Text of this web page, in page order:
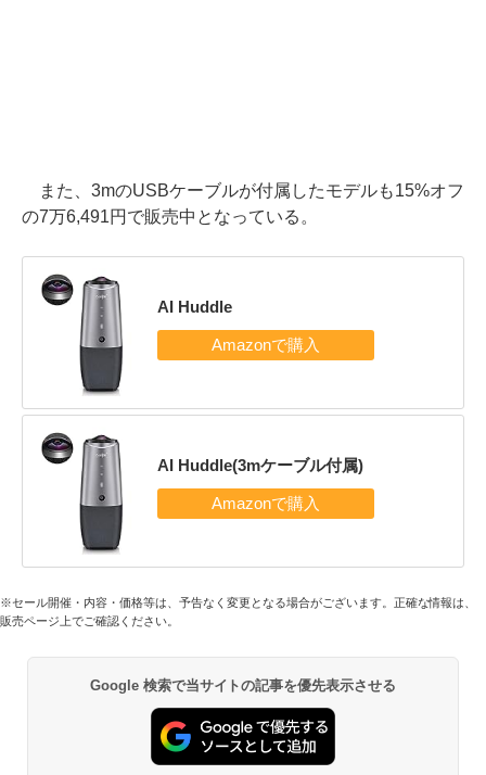
また、3mのUSBケーブルが付属したモデルも15%オフ
の7万6,491円で販売中となっている。
AI Huddle
AI Huddle(3mケーブル付属)
※セール開催・内容・価格等は、予告なく変更となる場合がございます。正確な情報は、
販売ページ上でご確認ください。
Google 検索で当サイトの記事を優先表示させる